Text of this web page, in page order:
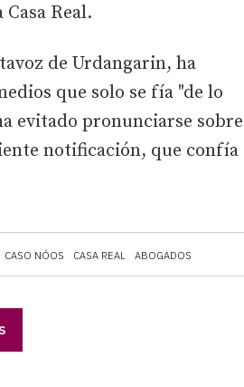
CASO NÓOS CASA REAL ABOGADOS
Real.
de Urdangarin, ha
que solo se fía "de lo
evitado pronunciarse sobre
notificación, que confía